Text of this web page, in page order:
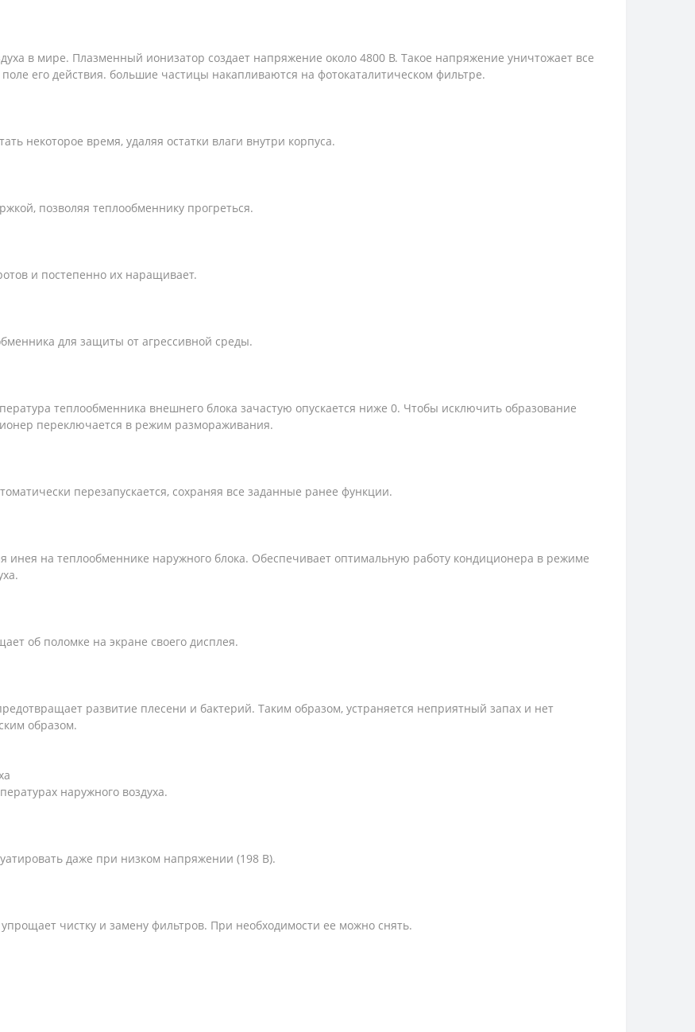
в мире. Плазменный ионизатор создает напряжение около 4800 В. Такое напряжение уничтожает все
его действия. большие частицы накапливаются на фотокаталитическом фильтре.
некоторое время, удаляя остатки влаги внутри корпуса.
позволяя теплообменнику прогреться.
и постепенно их наращивает.
для защиты от агрессивной среды.
теплообменника внешнего блока зачастую опускается ниже 0. Чтобы исключить образование
переключается в режим размораживания.
перезапускается, сохраняя все заданные ранее функции.
на теплообменнике наружного блока. Обеспечивает оптимальную работу кондиционера в режиме
об поломке на экране своего дисплея.
развитие плесени и бактерий. Таким образом, устраняется неприятный запах и нет
образом.
наружного воздуха.
даже при низком напряжении (198 В).
чистку и замену фильтров. При необходимости ее можно снять.